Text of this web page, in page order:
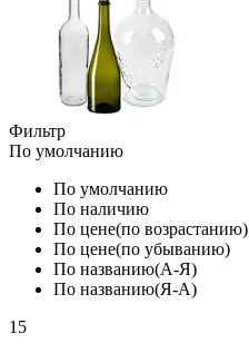
Фильтр
По умолчанию
По умолчанию
По наличию
По цене(по возрастанию)
По цене(по убыванию)
По названию(А-Я)
По названию(Я-А)
15